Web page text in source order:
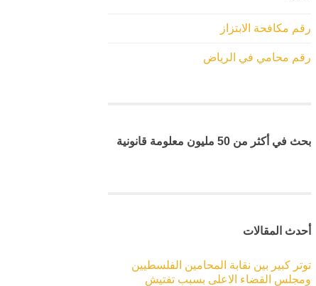
رقم مكافحة الابتزاز
رقم محامي في الرياض
بحث في أكثر من 50 مليون معلومة قانونية
أحدث المقالات
توتر كبير بين نقابة المحامين الفلسطيين
ومجلس القضاء الاعلى بسبب تفتيش